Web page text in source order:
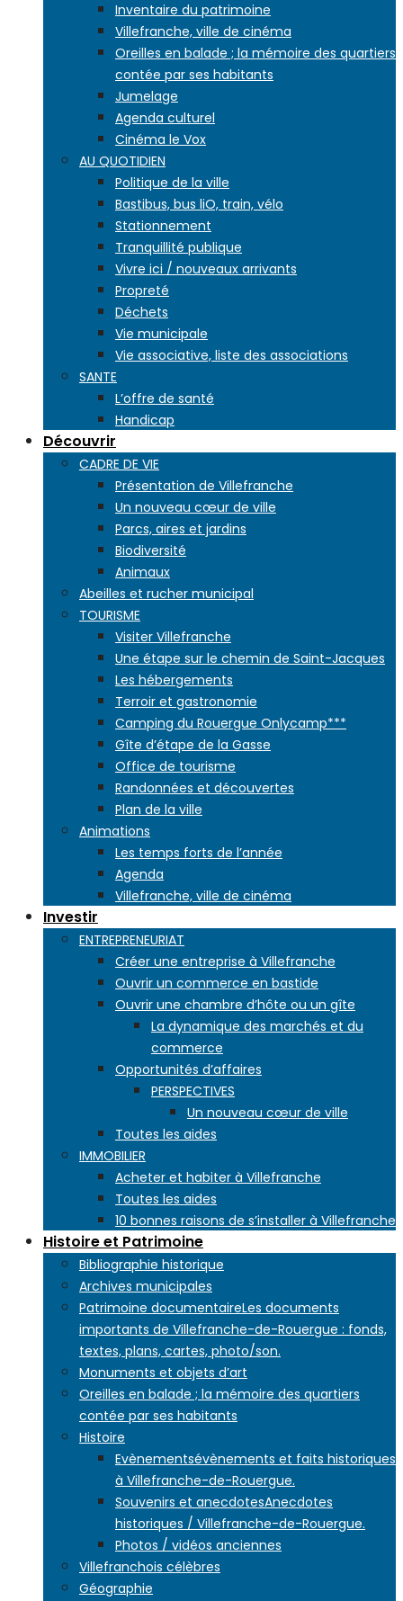
Inventaire du patrimoine
Villefranche, ville de cinéma
Oreilles en balade ; la mémoire des quartiers
contée par ses habitants
Jumelage
Agenda culturel
Cinéma le Vox
AU QUOTIDIEN
Politique de la ville
Bastibus, bus liO, train, vélo
Stationnement
Tranquillité publique
Vivre ici / nouveaux arrivants
Propreté
Déchets
Vie municipale
Vie associative, liste des associations
SANTE
L’offre de santé
Handicap
Découvrir
CADRE DE VIE
Présentation de Villefranche
Un nouveau cœur de ville
Parcs, aires et jardins
Biodiversité
Animaux
Abeilles et rucher municipal
TOURISME
Visiter Villefranche
Une étape sur le chemin de Saint-Jacques
Les hébergements
Terroir et gastronomie
Camping du Rouergue Onlycamp***
Gîte d’étape de la Gasse
Office de tourisme
Randonnées et découvertes
Plan de la ville
Animations
Les temps forts de l’année
Agenda
Villefranche, ville de cinéma
Investir
ENTREPRENEURIAT
Créer une entreprise à Villefranche
Ouvrir un commerce en bastide
Ouvrir une chambre d’hôte ou un gîte
La dynamique des marchés et du
commerce
Opportunités d’affaires
PERSPECTIVES
Un nouveau cœur de ville
Toutes les aides
IMMOBILIER
Acheter et habiter à Villefranche
Toutes les aides
10 bonnes raisons de s’installer à Villefranche
Histoire et Patrimoine
Bibliographie historique
Archives municipales
Patrimoine documentaireLes documents
importants de Villefranche-de-Rouergue : fonds,
textes, plans, cartes, photo/son.
Monuments et objets d’art
Oreilles en balade ; la mémoire des quartiers
contée par ses habitants
Histoire
Evènementsévènements et faits historiques
à Villefranche-de-Rouergue.
Souvenirs et anecdotesAnecdotes
historiques / Villefranche-de-Rouergue.
Photos / vidéos anciennes
Villefranchois célèbres
Géographie